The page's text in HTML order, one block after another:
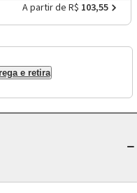
A partir de R$ 103,55
e retira